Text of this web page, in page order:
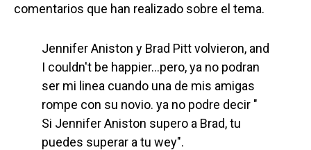
comentarios que han realizado sobre el tema.
Jennifer Aniston y Brad Pitt volvieron, and
I couldn't be happier…pero, ya no podran
ser mi linea cuando una de mis amigas
rompe con su novio. ya no podre decir "
Si Jennifer Aniston supero a Brad, tu
puedes superar a tu wey".